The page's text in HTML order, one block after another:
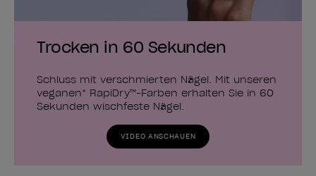
Trocken in 60 Sekunden
Schluss mit verschmierten Nägel. Mit unseren
veganen* RapiDry™-Farben erhalten Sie in 60
Sekunden wischfeste Nägel.
VIDEO ANSCHAUEN